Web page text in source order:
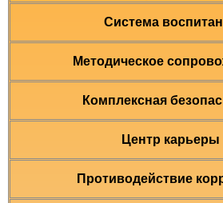
Система
Методическое
Комплексная
Центр карьеры
Противодействие